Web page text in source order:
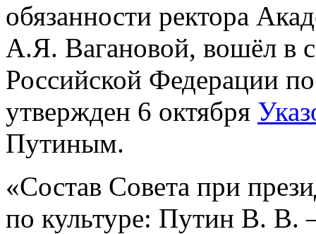
обязанности ректора
А.Я. Вагановой, вошёл в
Российской Федерации
утвержден 6 октября
Путиным.
«Состав Совета при
по культуре: Путин В. В.